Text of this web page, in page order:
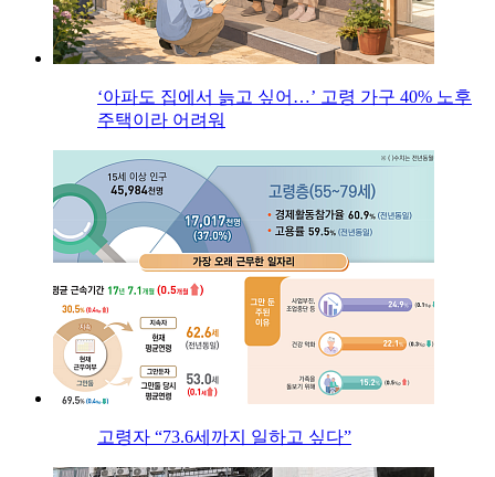
‘아파도 집에서 늙고 싶어…’ 고령 가구 40% 노후
주택이라 어려워
고령자 “73.6세까지 일하고 싶다”